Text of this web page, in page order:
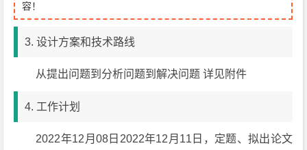
容！
3. 设计方案和技术路线
从提出问题到分析问题到解决问题 详见附件
4. 工作计划
2022年12月08日2022年12月11日，定题、拟出论文